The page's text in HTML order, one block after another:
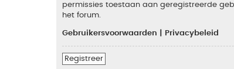
permissies toestaan aan geregistreerde
het forum.
Gebruikersvoorwaarden Privacybeleid
Registreer